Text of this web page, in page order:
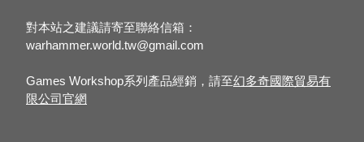
對本站之建議請寄至聯絡信箱：
warhammer.world.tw@gmail.com
Games Workshop系列產品經銷，請至幻多奇國際貿易有
限公司官網